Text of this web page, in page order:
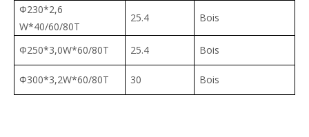
Φ230*2,6
W*40/60/80T
25.4 Bois
Φ250*3,0W*60/80T 25.4 Bois
Φ300*3,2W*60/80T 30 Bois